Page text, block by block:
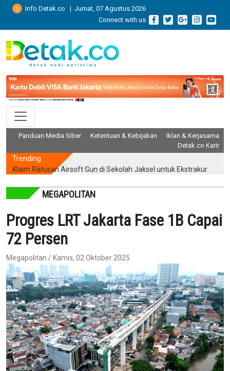
Info Detak.co | Jumat, 07 Agustus 2026
Connect with us
Panduan Media Siber Ketentuan & Kebijakan
Iklan & Kerjasama
Detak.co Karir
Trending
Ratusan Airsoft Gun di Sekolah Jaksel untuk Ekstrakurikuler
MEGAPOLITAN
Progres LRT Jakarta Fase 1B Capai
72 Persen
Megapolitan / Kamis, 02 Oktober 2025